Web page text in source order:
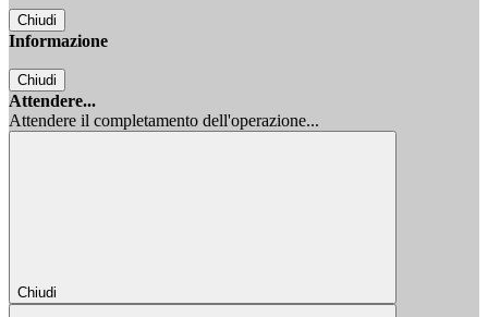
Chiudi
Informazione
Chiudi
Attendere...
Attendere il completamento dell'operazione...
Chiudi